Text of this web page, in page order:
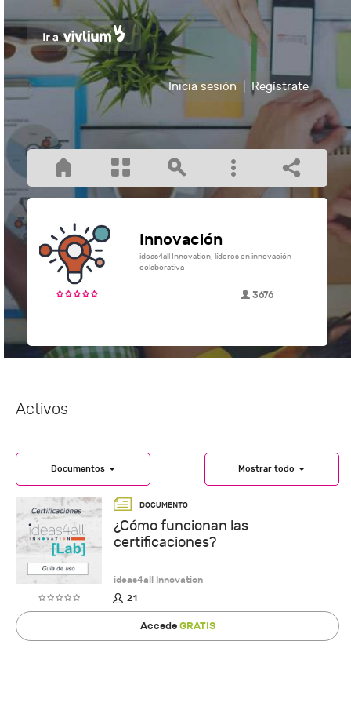
Inicia sesión Regístrate
Innovación
ideas4all Innovation, líderes en innovación
colaborativa
3676
Activos
Documentos Mostrar todo
¿Cómo funcionan las
certificaciones?
ideas4all Innovation
21
AccedeGRATIS